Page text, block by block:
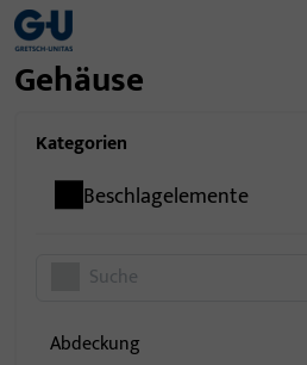
Gehäuse
Kategorien
Beschlagelemente
Abdeckung